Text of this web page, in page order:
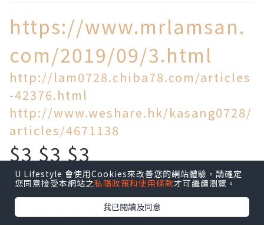
https://www.mrlamsan.
com/2019/09/3.html
http://lam0728.chiba78.com/articles
-42376.html
http://www.weshare.hk/kasang0728/
articles/4671138
$3 $3 $3
買到乜!
今時今日物價飛天
U Lifestyle 會使用Cookies來改善您的網站體驗，請確定
您同意接受本網站之私隱政策和使用條款才可繼續瀏覽。
我已閱讀及同意